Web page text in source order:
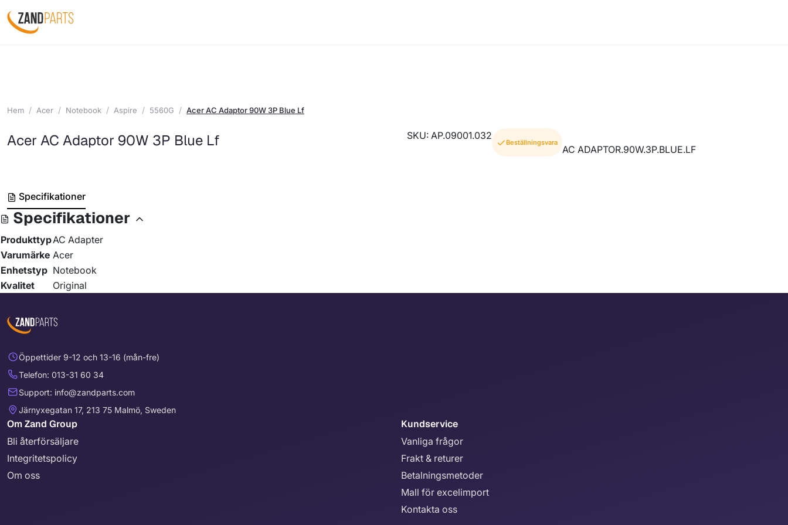
Hem Acer Notebook Aspire 5560G Acer AC Adaptor 90W 3P Blue Lf
Acer AC Adaptor 90W 3P Blue Lf SKU: AP.09001.032
Beställningsvara
AC ADAPTOR.90W.3P.BLUE.LF
Specifikationer
Specifikationer
ProdukttypAC Adapter
Varumärke Acer
Enhetstyp Notebook
Kvalitet
Original
Öppettider 9-12 och 13-16 (mån-fre)
Telefon: 013-31 60 34
Support: info@zandparts.com
Järnyxegatan 17, 213 75 Malmö, Sweden
Om Zand Group
Bli återförsäljare
Integritetspolicy
Om oss
Kundservice
Vanliga frågor
Frakt & returer
Betalningsmetoder
Mall för excelimport
Kontakta oss